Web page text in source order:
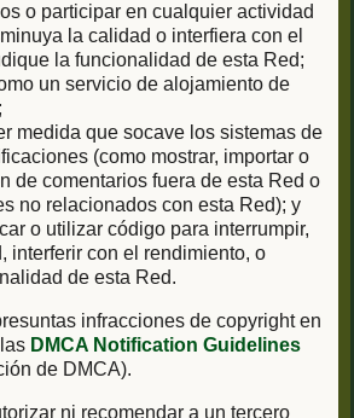
o participar en cualquier actividad
la calidad o interfiera con el
la funcionalidad de esta Red;
un servicio de alojamiento de
medida que socave los sistemas de
(como mostrar, importar o
de comentarios fuera de esta Red o
no relacionados con esta Red); y
o utilizar código para interrumpir,
interferir con el rendimiento, o
de esta Red.
infracciones de copyright en
DMCA Notification Guidelines
de DMCA).
ni recomendar a un tercero